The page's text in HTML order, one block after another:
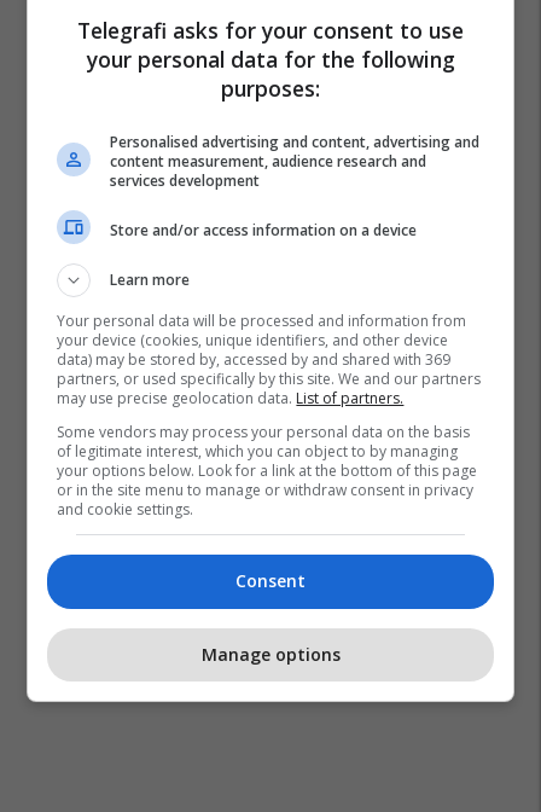
Telegrafi asks for your consent to use
your personal data for the following
purposes:
Personalised advertising and content, advertising and
content measurement, audience research and
services development
Store and/or access information on a device
Learn more
Your personal data will be processed and information from
your device (cookies, unique identifiers, and other device
data) may be stored by, accessed by and shared with 369
partners, or used specifically by this site. We and our partners
may use precise geolocation data. List of partners.
Some vendors may process your personal data on the basis
of legitimate interest, which you can object to by managing
your options below. Look for a link at the bottom of this page
or in the site menu to manage or withdraw consent in privacy
and cookie settings.
Consent
Manage options